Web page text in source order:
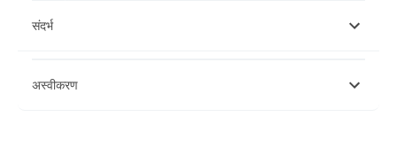
संदर्भ
अस्वीकरण